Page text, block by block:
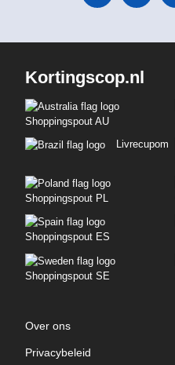
Kortingscop.nl
Shoppingspout AU
Livrecupom
Shoppingspout PL
Shoppingspout ES
Shoppingspout SE
Over ons
Privacybeleid